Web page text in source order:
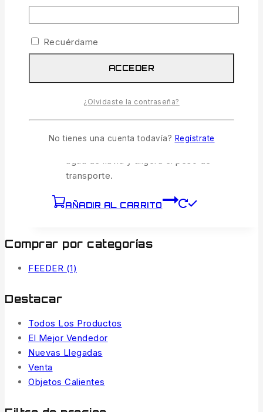
pesquero.
Desplazamiento Lateral Fluido:
Desliza la bandeja hacia la derecha o
izquierda para una ergonomía a medida.
que soporta peso sin balanceos.
perforada anticorrosión que drena el
transporte.
AÑADIR AL CARRITO
Comprar por categorías
FEEDER (1)
Destacar
Todos Los Productos
El Mejor Vendedor
Nuevas Llegadas
Venta
Objetos Calientes
Recuérdame
ACCEDER
¿Olvidaste la contraseña?
No tienes una cuenta todavía? Regístrate